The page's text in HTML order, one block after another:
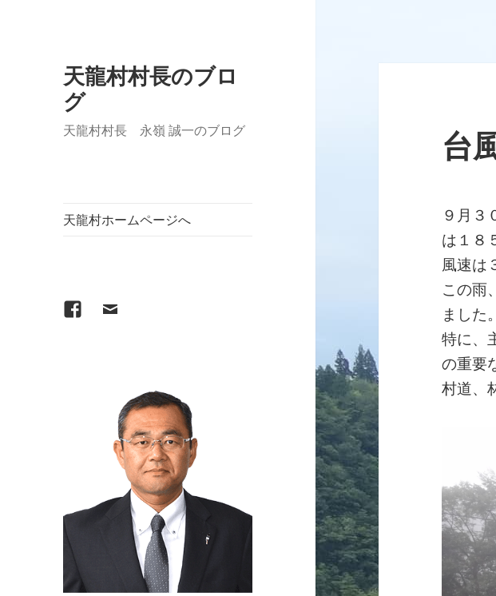
天龍村村長のブロ
グ
天龍村村長 永嶺 誠一のブログ
天龍村ホームページへ
Facebook
メ
台
９月３
は１８
風速は
この雨
ました
特に、
の重要
村道、